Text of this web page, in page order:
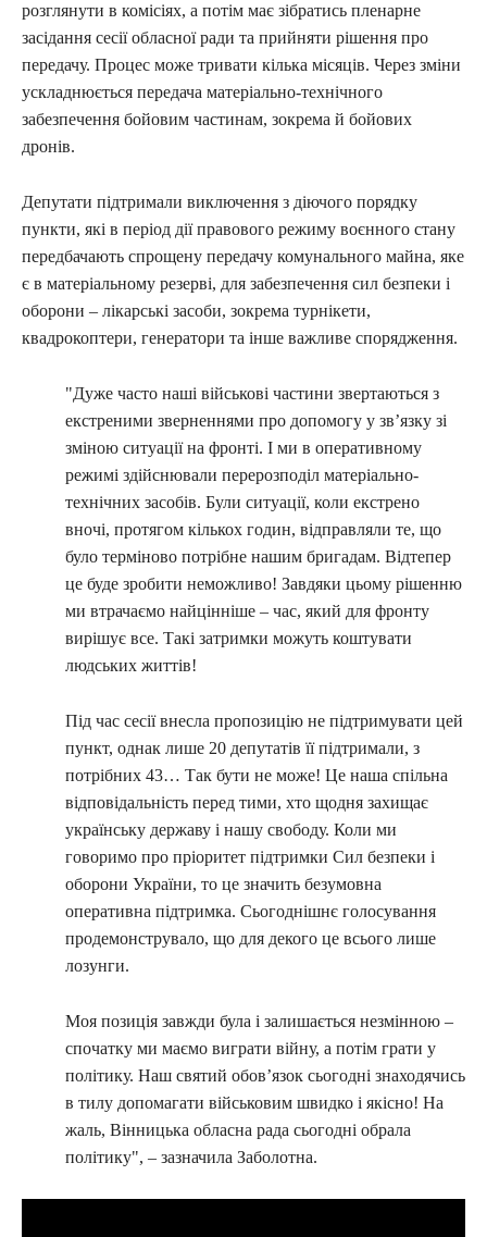
розглянути в комісіях, а потім має зібратись пленарне
засідання сесії обласної ради та прийняти рішення про
передачу. Процес може тривати кілька місяців. Через зміни
ускладнюється передача матеріально-технічного
забезпечення бойовим частинам, зокрема й бойових
дронів.
Депутати підтримали виключення з діючого порядку
пункти, які в період дії правового режиму воєнного стану
передбачають спрощену передачу комунального майна, яке
є в матеріальному резерві, для забезпечення сил безпеки і
оборони – лікарські засоби, зокрема турнікети,
квадрокоптери, генератори та інше важливе спорядження.
"Дуже часто наші військові частини звертаються з
екстреними зверненнями про допомогу у зв’язку зі
зміною ситуації на фронті. І ми в оперативному
режимі здійснювали перерозподіл матеріально-
технічних засобів. Були ситуації, коли екстрено
вночі, протягом кількох годин, відправляли те, що
було терміново потрібне нашим бригадам. Відтепер
це буде зробити неможливо! Завдяки цьому рішенню
ми втрачаємо найцінніше – час, який для фронту
вирішує все. Такі затримки можуть коштувати
людських життів!
Під час сесії внесла пропозицію не підтримувати цей
пункт, однак лише 20 депутатів її підтримали, з
потрібних 43… Так бути не може! Це наша спільна
відповідальність перед тими, хто щодня захищає
українську державу і нашу свободу. Коли ми
говоримо про пріоритет підтримки Сил безпеки і
оборони України, то це значить безумовна
оперативна підтримка. Сьогоднішнє голосування
продемонструвало, що для декого це всього лише
лозунги.
Моя позиція завжди була і залишається незмінною –
спочатку ми маємо виграти війну, а потім грати у
політику. Наш святий обовʼязок сьогодні знаходячись
в тилу допомагати військовим швидко і якісно! На
жаль, Вінницька обласна рада сьогодні обрала
політику", – зазначила Заболотна.